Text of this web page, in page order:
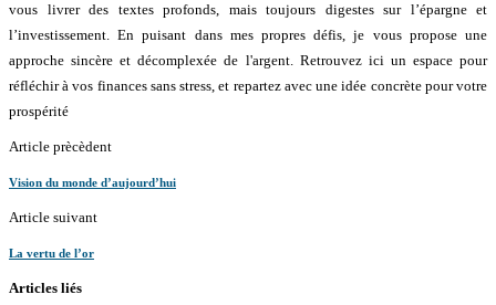
vous livrer des textes profonds, mais toujours digestes sur l’épargne et
l’investissement. En puisant dans mes propres défis, je vous propose une
approche sincère et décomplexée de l'argent. Retrouvez ici un espace pour
réfléchir à vos finances sans stress, et repartez avec une idée concrète pour votre
prospérité
Article prècèdent
Vision du monde d’aujourd’hui
Article suivant
La vertu de l’or
Articles liés